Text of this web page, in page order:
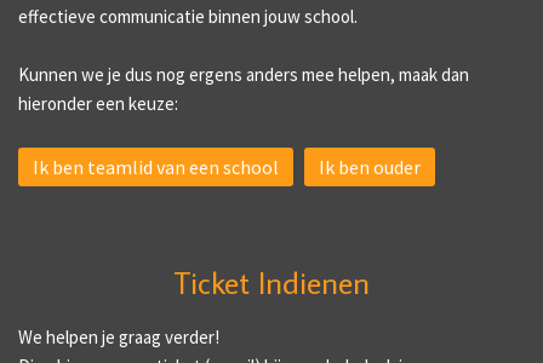
effectieve communicatie binnen jouw school.
Kunnen we je dus nog ergens anders mee helpen, maak dan
hieronder een keuze:
Ik ben teamlid van een school Ik ben ouder
Ticket Indienen
We helpen je graag verder!